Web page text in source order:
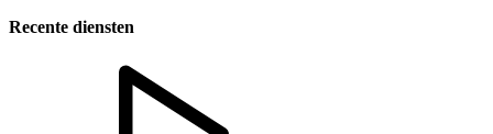
Recente diensten